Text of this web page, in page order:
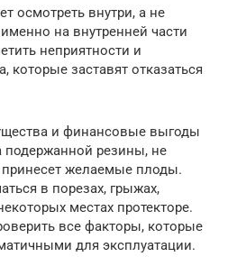
осмотреть внутри, а не
на внутренней части
неприятности и
которые заставят отказаться
и финансовые выгоды
подержанной резины, не
принесет желаемые плоды.
в порезах, грыжах,
местах протекторе.
все факторы, которые
для эксплуатации.